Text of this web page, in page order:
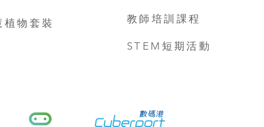
植物套裝 教師培訓課程
STEM短期活動